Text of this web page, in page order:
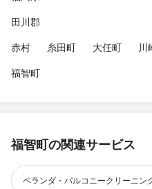
田川郡
赤村
糸田町 大任町 川
福智町
福智町の関連サービス
ベランダ・バルコニークリーニン